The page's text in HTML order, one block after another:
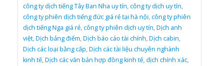
công ty dịch tiếng Tây Ban Nha uy tín,công ty dịch uy tín,
công ty phiên dịch tiếng đức giá rẻ tại hà nội,công ty phiên
dịch tiếng Nga giá rẻ,công ty phiên dịch uy tín,Dịch anh
việt,Dịch bảng điểm,Dịch báo cáo tài chính,Dịch cabin,
Dịch các loại bằng cấp,Dịch các tài liệu chuyên nghành
kinh tế,Dịch các văn bản hợp đồng kinh tế,dịch chính xác,